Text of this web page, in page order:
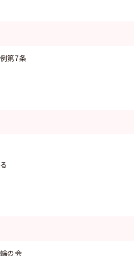
第7条
の会